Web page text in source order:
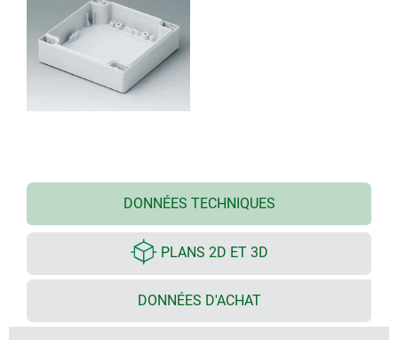
DONNÉES TECHNIQUES
PLANS 2D ET 3D
DONNÉES D'ACHAT